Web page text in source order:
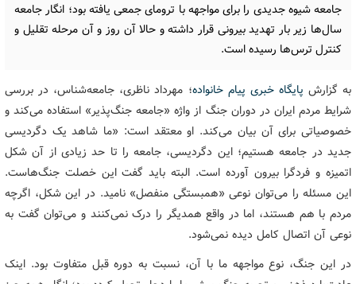
جامعه شیوه جدیدی را برای مواجهه با ترومای جمعی یافته بود؛ انگار جامعه
سال‌ها زیر بار تهدید بیرونی قرار داشته و حالا آن روز و آن مرحله تقلیل و
کنترل ترس‌ها رسیده است.
به گزارش پایگاه خبری پیام خانواده؛ مهرداد ناظری، جامعه‌شناس، در بررسی
شرایط مردم ایران در دوران جنگ از واژه «جامعه جنگ‌پذیر» استفاده می‌کند و
خصوصیاتی برای آن بیان می‌کند. او معتقد است: «ما شاهد یک دگردیسی
جدید در جامعه هستیم؛ این دگردیسی، جامعه را تا حد زیادی از آن شکل
اتمیزه و فردگرا بیرون آورده است. البته باید گفت این خصلت جنگ‌هاست.
این مسئله را می‌توان نوعی «همبستگی منفصل» نامید. در این شکل، اگرچه
مردم با هم هستند، اما در واقع همدیگر را درک نمی‌کنند و می‌توان گفت به
نوعی آن اتصال کامل دیده نمی‌شود.
در این جنگ، نوع مواجهه ما با آن، نسبت به دوره قبل متفاوت بود. اینک